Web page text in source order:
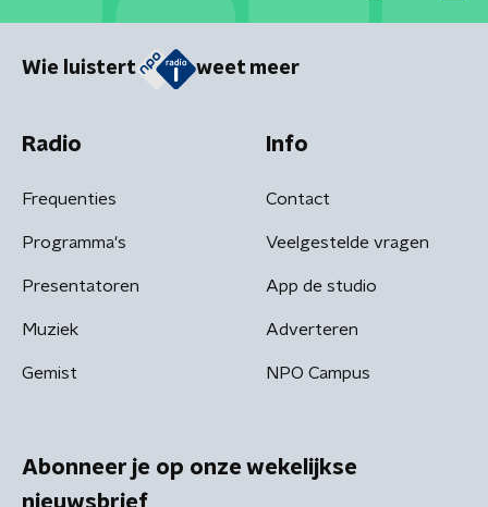
Wie luistert weet meer
Radio
Frequenties
Programma's
Presentatoren
Muziek
Gemist
Info
Contact
Veelgestelde vragen
App de studio
Adverteren
NPO Campus
Abonneer je op onze wekelijkse
nieuwsbrief